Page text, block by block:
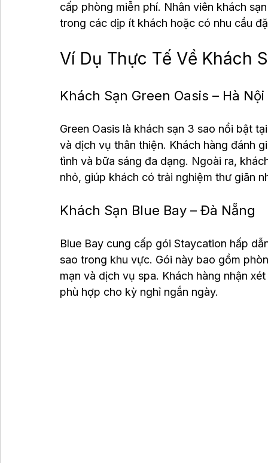
cấp phòng miễn phí. Nhân viên khách
trong các dịp ít khách hoặc có nhu cầu
Ví Dụ Thực Tế Về Khách
Khách Sạn Green Oasis – Hà Nội
Green Oasis là khách sạn 3 sao nổi bật
và dịch vụ thân thiện. Khách hàng đánh
tình và bữa sáng đa dạng. Ngoài ra,
nhỏ, giúp khách có trải nghiệm thư giãn
Khách Sạn Blue Bay – Đà Nẵng
Blue Bay cung cấp gói Staycation hấp
sao trong khu vực. Gói này bao gồm
mạn và dịch vụ spa. Khách hàng nhận
phù hợp cho kỳ nghỉ ngắn ngày.